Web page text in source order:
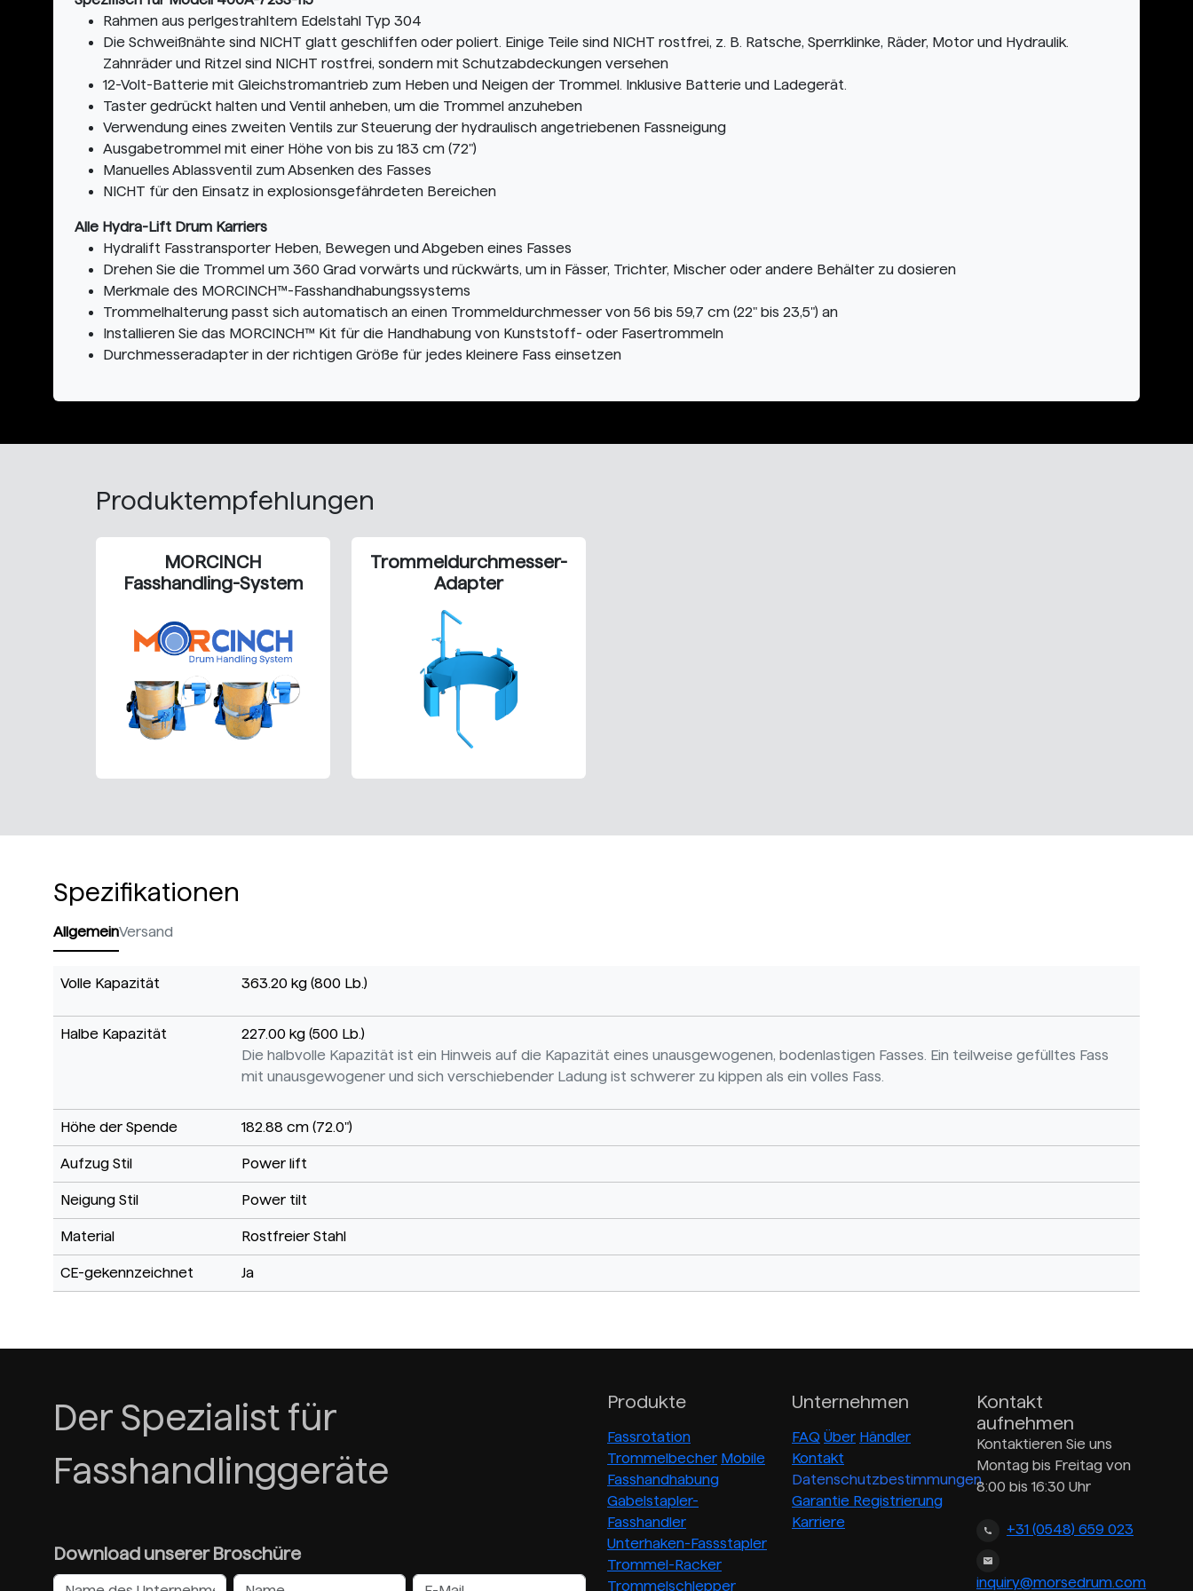
Rahmen aus perlgestrahltem Edelstahl Typ 304
Die Schweißnähte sind NICHT glatt geschliffen oder poliert. Einige Teile sind NICHT rostfrei, z. B. Ratsche, Sperrklinke, Räder, Motor und Hydraulik.
Zahnräder und Ritzel sind NICHT rostfrei, sondern mit Schutzabdeckungen versehen
12-Volt-Batterie mit Gleichstromantrieb zum Heben und Neigen der Trommel. Inklusive Batterie und Ladegerät.
Taster gedrückt halten und Ventil anheben, um die Trommel anzuheben
Verwendung eines zweiten Ventils zur Steuerung der hydraulisch angetriebenen Fassneigung
Ausgabetrommel mit einer Höhe von bis zu 183 cm (72")
Manuelles Ablassventil zum Absenken des Fasses
NICHT für den Einsatz in explosionsgefährdeten Bereichen
Alle Hydra-Lift Drum Karriers
Hydralift Fasstransporter Heben, Bewegen und Abgeben eines Fasses
Drehen Sie die Trommel um 360 Grad vorwärts und rückwärts, um in Fässer, Trichter, Mischer oder andere Behälter zu dosieren
Merkmale des MORCINCH™-Fasshandhabungssystems
Trommelhalterung passt sich automatisch an einen Trommeldurchmesser von 56 bis 59,7 cm (22" bis 23,5") an
Installieren Sie das MORCINCH™ Kit für die Handhabung von Kunststoff- oder Fasertrommeln
Durchmesseradapter in der richtigen Größe für jedes kleinere Fass einsetzen
Produktempfehlungen
MORCINCH
Fasshandling-System
Trommeldurchmesser-
Adapter
Spezifikationen
AllgemeinVersand
Volle Kapazität 363.20 kg (800 Lb.)
Halbe Kapazität
227.00 kg (500 Lb.)
Die halbvolle Kapazität ist ein Hinweis auf die Kapazität eines unausgewogenen, bodenlastigen Fasses. Ein teilweise gefülltes Fass
mit unausgewogener und sich verschiebender Ladung ist schwerer zu kippen als ein volles Fass.
Höhe der Spende 182.88 cm (72.0")
Aufzug Stil Power lift
Neigung Stil Power tilt
Material Rostfreier Stahl
CE-gekennzeichnet Ja
Der Spezialist für
Fasshandlinggeräte
Download unserer Broschüre
Produkte
Fassrotation
Trommelbecher Mobile
Fasshandhabung
Gabelstapler-
Fasshandler
Unterhaken-Fassstapler
Trommel-Racker
Trommelschlepper
Unternehmen
FAQ Über Händler
Kontakt
Datenschutzbestimmungen
Garantie Registrierung
Karriere
Kontakt
aufnehmen
Kontaktieren Sie uns
Montag bis Freitag von
8:00 bis 16:30 Uhr
+31 (0548) 659 023
inquiry@morsedrum.com